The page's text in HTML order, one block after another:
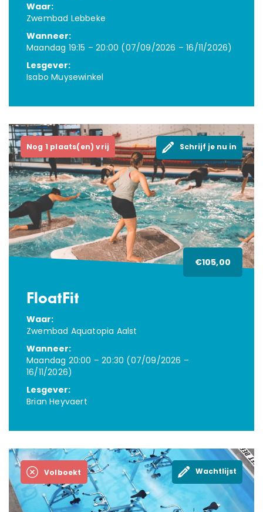
Waar:
Zwembad Lebbeke
Wanneer:
Maandag 19:15 – 20:00 (07/09/2026 – 16/11/2026)
Lesgever:
Isabo Muysewinkel
Nog 1 plaats(en) vrij Schrijf je nu in
€105,00
FloatFit
Waar:
Zwembad Aquatopia Aalst
Wanneer:
Maandag 20:00 – 20:30 (07/09/2026 –
16/11/2026)
Lesgever:
Brian Heyvaert
Wachtlijst
Volboekt